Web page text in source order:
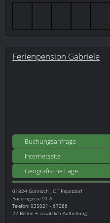
Ferienpension Gabriele
Buchungsanfrage
Internetseite
Geografische Lage
01824 Gohrisch , OT Papstdorf
Bauerngasse 91 A
Telefon: 035021 - 67286
22 Betten + zusätzlich Aufbettung